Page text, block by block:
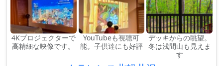
4Kプロジェクターで
高精細な映像です。
YouTubeも視聴可
能。子供達にも好評
デッキからの眺望。
冬は浅間山も見えま
す